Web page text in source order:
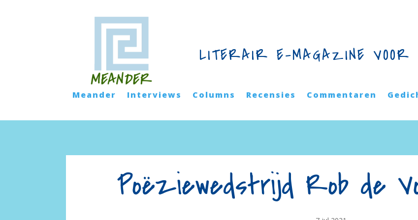
LITERAIR E-MAGAZINE VOOR
Meander Interviews Columns Recensies Commentaren
Poëziewedstrijd Rob de